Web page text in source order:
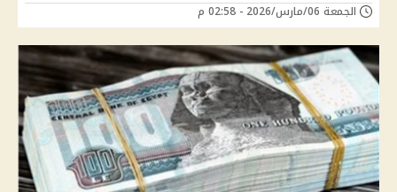
الجمعة 06/مارس/2026 - 02:58 م